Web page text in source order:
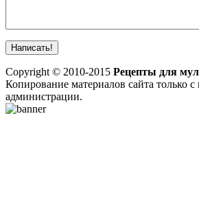
Copyright © 2010-2015 Рецепты для
Копирование материалов сайта только
администрации.